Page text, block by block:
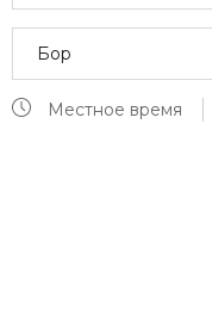
Бор
Местное время